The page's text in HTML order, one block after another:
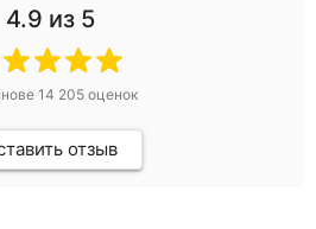
4.9 из 5
14 205 оценок
отзыв